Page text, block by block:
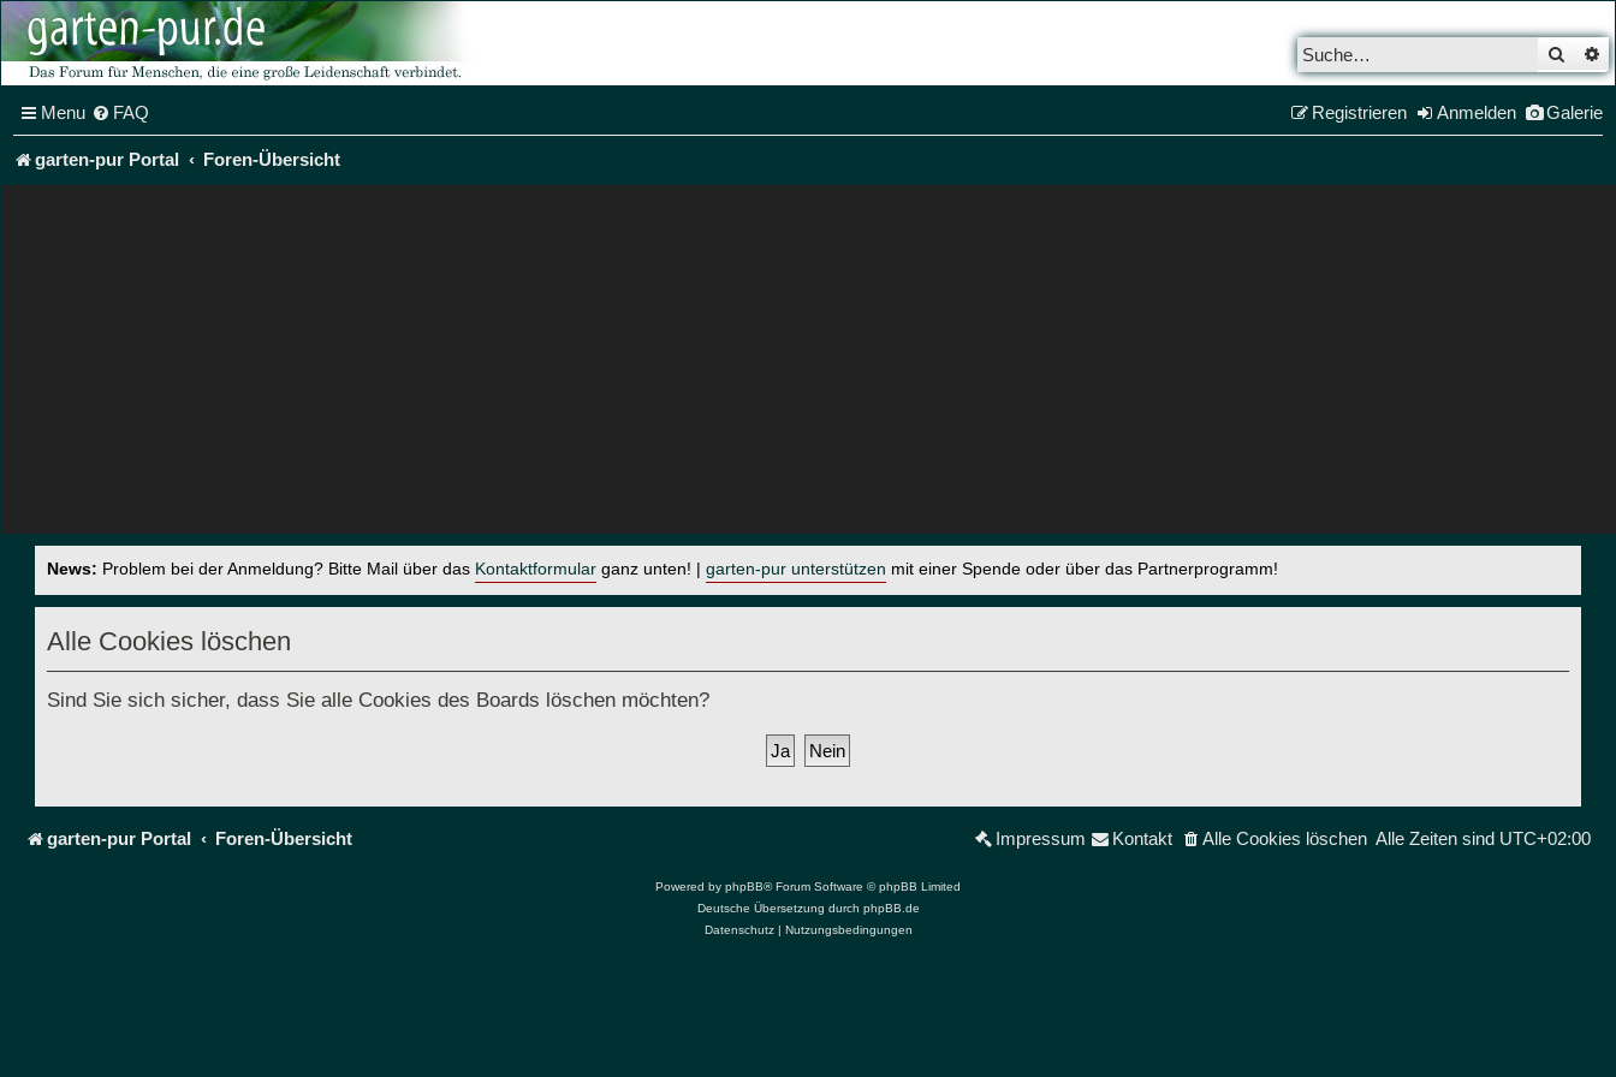
Menu FAQ Galerie
Anmelden
Registrieren
garten-pur Portal Foren-Übersicht
News: Problem bei der Anmeldung? Bitte Mail über das Kontaktformular ganz unten! | garten-pur unterstützen mit einer Spende oder über das Partnerprogramm!
Alle Cookies löschen
Sind Sie sich sicher, dass Sie alle Cookies des Boards löschen möchten?
garten-pur Portal Foren-Übersicht Alle Zeiten sind UTC+02:00
Alle Cookies löschen
Impressum Kontakt
Powered by phpBB® Forum Software © phpBB Limited
Deutsche Übersetzung durch phpBB.de
Datenschutz| Nutzungsbedingungen